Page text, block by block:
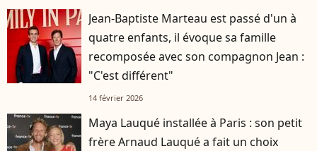
Jean-Baptiste Marteau est passé d'un à
quatre enfants, il évoque sa famille
recomposée avec son compagnon Jean :
"C'est différent"
14 février 2026
Maya Lauqué installée à Paris : son petit
frère Arnaud Lauqué a fait un choix